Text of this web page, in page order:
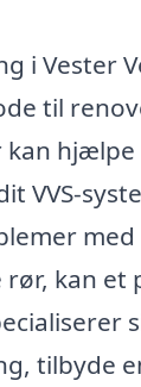
i Vester
til
kan
VVS-
rør, kan et
tilbyde